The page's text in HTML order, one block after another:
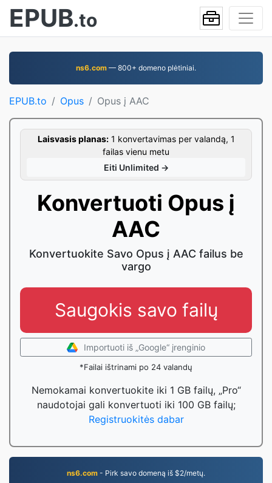
EPUB.to
ns6.com — 800+ domeno plėtiniai.
EPUB.to Opus Opus į AAC
Laisvasis planas:1 konvertavimas per valandą, 1
failas vienu metu
Eiti Unlimited →
Konvertuoti Opus į
AAC
Konvertuokite Savo Opus į AAC failus be
vargo
Saugokis savo failų
Importuoti iš „Google“ įrenginio
*Failai ištrinami po 24 valandų
Nemokamai konvertuokite iki 1 GB failų, „Pro“
naudotojai gali konvertuoti iki 100 GB failų;
Registruokitės dabar
ns6.com - Pirk savo domeną iš $2/metų.